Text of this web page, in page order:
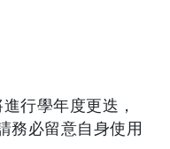
行學年度更迭，
務必留意自身使用